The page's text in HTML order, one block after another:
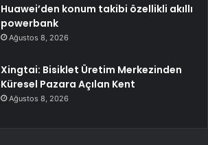
Huawei’den konum takibi özellikli akıllı
powerbank
Ağustos 8, 2026
Xingtai: Bisiklet Üretim Merkezinden
Küresel Pazara Açılan Kent
Ağustos 8, 2026